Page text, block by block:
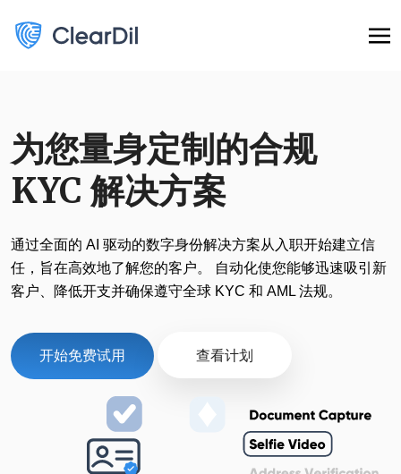
为您量身定制的合规
KYC 解决方案
通过全面的 AI 驱动的数字身份解决方案从入职开始建立信
任，旨在高效地了解您的客户。 自动化使您能够迅速吸引新
客户、降低开支并确保遵守全球 KYC 和 AML 法规。
开始免费试用 查看计划